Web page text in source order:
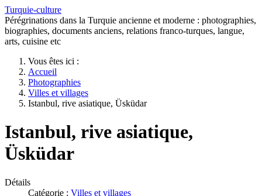
Turquie-culture
Pérégrinations dans la Turquie ancienne et moderne : photographies,
biographies, documents anciens, relations franco-turques, langue,
arts, cuisine etc
Vous êtes ici :
Accueil
Photographies
Villes et villages
Istanbul, rive asiatique, Üsküdar
Istanbul, rive asiatique,
Üsküdar
Détails
Catégorie : Villes et villages